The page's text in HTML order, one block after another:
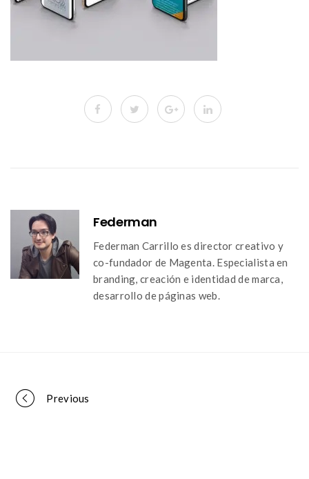
Federman
Federman Carrillo es director creativo y
co-fundador de Magenta. Especialista en
branding, creación e identidad de marca,
desarrollo de páginas web.
Portfolio
Previous